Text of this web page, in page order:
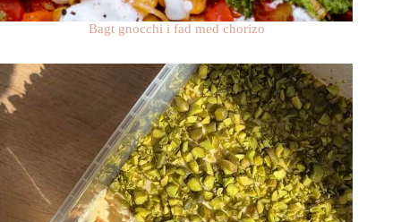
Bagt gnocchi i fad med chorizo